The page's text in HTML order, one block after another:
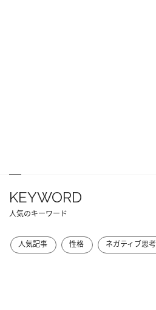
KEYWORD
人気のキーワード
人気記事 性格 ネガティブ思考